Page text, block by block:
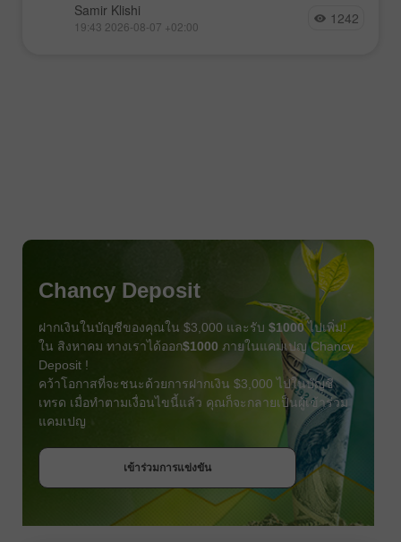
Samir Klishi
19:43 2026-08-07 +02:00 1242
Chancy Deposit
ฝากเงินในบัญชีของคุณใน $3,000 และรับ $1000ไปเพิ่ม!
ใน สิงหาคม ทางเราได้ออก$1000 ภายในแคมเปญ Chancy
Deposit !
คว้าโอกาสที่จะชนะด้วยการฝากเงิน $3,000 ไปในบัญชี
เทรด เมื่อทำตามเงื่อนไขนี้แล้ว คุณก็จะกลายเป็นผู้เข้าร่วม
แคมเปญ
เข้าร่วมการแข่งขัน